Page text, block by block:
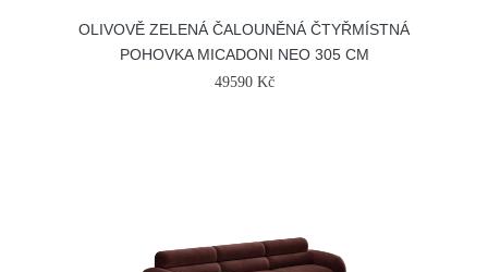
OLIVOVĚ ZELENÁ ČALOUNĚNÁ ČTYŘMÍSTNÁ
POHOVKA MICADONI NEO 305 CM
49590 Kč